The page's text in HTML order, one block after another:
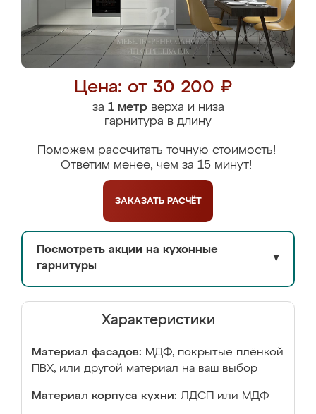
Цена: от 30 200 ₽
за 1 метрверха и низа
гарнитура в длину
Поможем рассчитать точную стоимость!
Ответим менее, чем за 15 минут!
ЗАКАЗАТЬ РАСЧЁТ
Посмотреть акции на кухонные
гарнитуры
▼
Характеристики
Материал фасадов: МДФ, покрытые плёнкой
ПВХ, или другой материал на ваш выбор
Материал корпуса кухни: ЛДСП или МДФ